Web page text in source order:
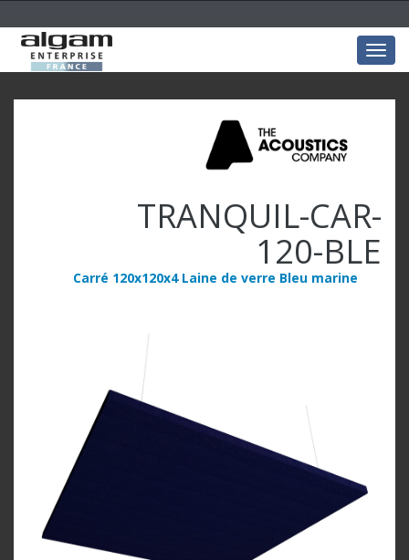
TRANQUIL-CAR-
120-BLE
Carré 120x120x4 Laine de verre Bleu marine